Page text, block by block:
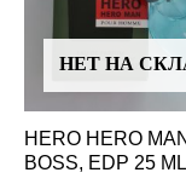
НЕТ НА
HERO HERO
BOSS, EDP 25